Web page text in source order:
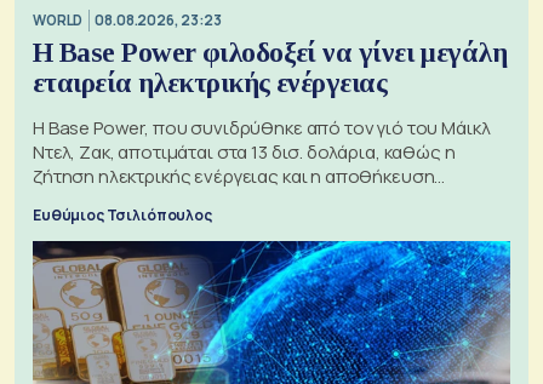
WORLD 08.08.2026, 23:23
Η Base Power φιλοδοξεί να γίνει μεγάλη
εταιρεία ηλεκτρικής ενέργειας
Η Base Power, που συνιδρύθηκε από τον γιό του Μάικλ
Ντελ, Ζακ, αποτιμάται στα 13 δισ. δολάρια, καθώς η
ζήτηση ηλεκτρικής ενέργειας και η αποθήκευση
Ευθύμιος Τσιλιόπουλος